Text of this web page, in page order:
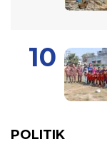
POLITIK